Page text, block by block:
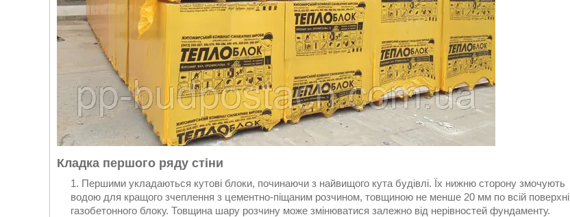
Кладка першого ряду стіни
Першими укладаються кутові блоки, починаючи з найвищого кута будівлі. Їх нижню сторону змочують
водою для кращого зчеплення з цементно-піщаним розчином, товщиною не менше 20 мм по всій поверхні
газобетонного блоку. Товщина шару розчину може змінюватися залежно від нерівностей фундаменту.